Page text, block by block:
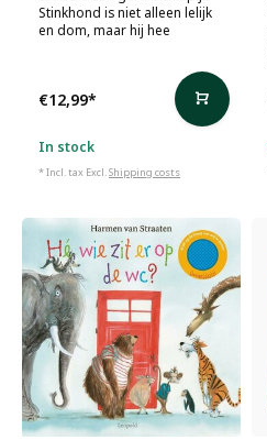
Stinkhond is niet alleen lelijk
en dom, maar hij hee
€12,99*
In stock
* Incl. tax Excl.Shipping costs